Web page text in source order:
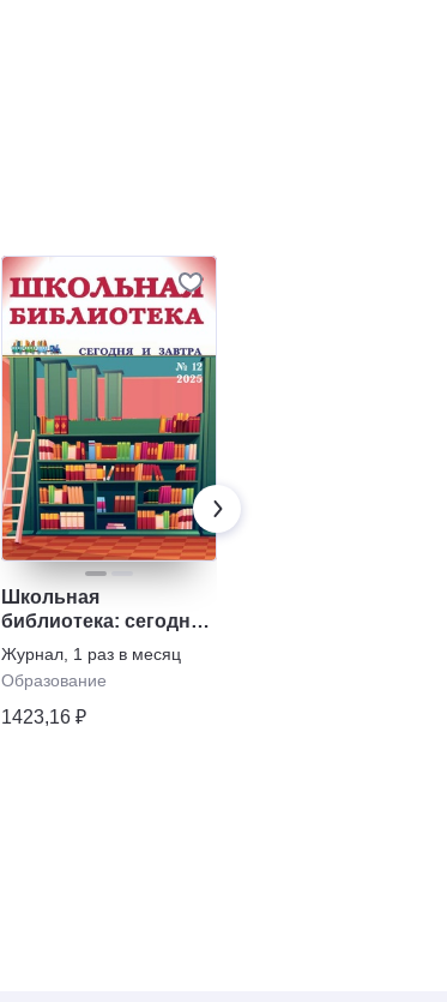
Школьная
библиотека: сегодня
и завтра
Журнал 1 раз в месяц
Образование
1423,16 ₽